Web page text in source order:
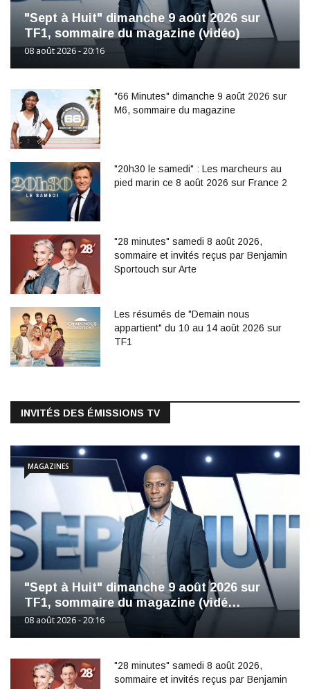
"Sept à Huit" dimanche 9 août 2026 sur
TF1, sommaire du magazine (vidéo)
08 août 2026 - 20:16
"66 Minutes" dimanche 9 août 2026 sur
M6, sommaire du magazine
"20h30 le samedi" : Les marcheurs au
pied marin ce 8 août 2026 sur France 2
"28 minutes" samedi 8 août 2026,
sommaire et invités reçus par Benjamin
Sportouch sur Arte
Les résumés de "Demain nous
appartient" du 10 au 14 août 2026 sur
TF1
INVITÉS DES ÉMISSIONS TV
"Sept à Huit" dimanche 9 août 2026 sur
TF1, sommaire du magazine (vidé…
08 août 2026 - 20:16
MAGAZINES
"28 minutes" samedi 8 août 2026,
sommaire et invités reçus par Benjamin